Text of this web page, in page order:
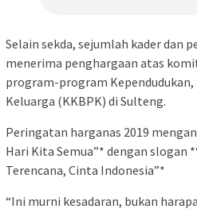
Selain sekda, sejumlah kader dan
menerima penghargaan atas
program-program Kependudukan,
Keluarga (KKBPK) di Sulteng.
Peringatan harganas 2019
Hari Kita Semua”* dengan slogan
Terencana, Cinta Indonesia”*
“Ini murni kesadaran, bukan